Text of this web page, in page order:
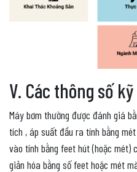
V. Các thông số
Máy bơm thường được đánh giá
tích , áp suất đầu ra tính bằng
vào tính bằng feet hút (hoặc mét)
giản hóa bằng số feet hoặc mét